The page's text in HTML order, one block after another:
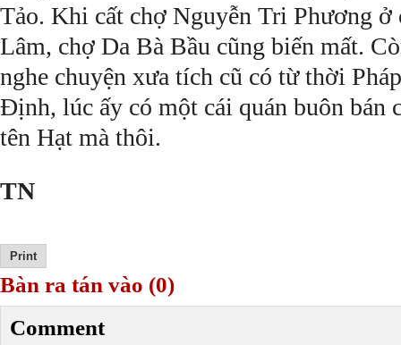
Tảo. Khi cất chợ Nguyễn Tri Phương
Lâm, chợ Da Bà Bầu cũng biến mất.
nghe chuyện xưa tích cũ có từ thời
Ðịnh, lúc ấy có một cái quán buôn bán
tên Hạt mà thôi.
TN
Bàn ra tán vào (0)
Comment